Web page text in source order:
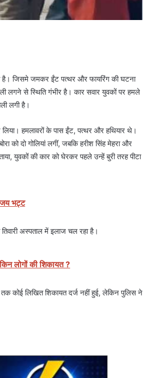
है। जिसमे जमकर ईंट पत्थर और फायरिंग की घटना
लगने से स्थिति गंभीर है। कार सवार युवकों पर हमले
लगी है।
हमलावरों के पास ईंट, पत्थर और हथियार थे।
को दो गोलियां लगीं, जबकि हरीश सिंह मेहरा और
युवकों की कार को घेरकर पहले उन्हें बुरी तरह पीटा
भट्ट
अस्पताल में इलाज चल रहा है।
लोगों की शिकायत ?
कोई लिखित शिकायत दर्ज नहीं हुई, लेकिन पुलिस ने